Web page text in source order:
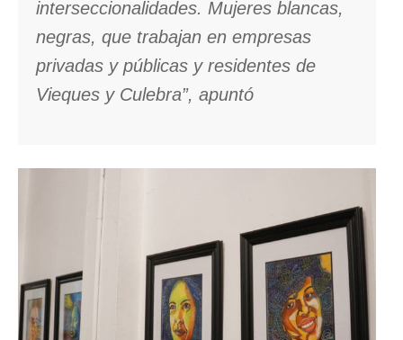
interseccionalidades. Mujeres blancas,
negras, que trabajan en empresas
privadas y públicas y residentes de
Vieques y Culebra”, apuntó